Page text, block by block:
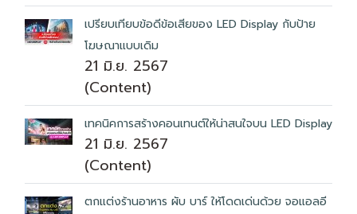
เปรียบเทียบข้อดีข้อเสียของ LED Display กับป้าย
โฆษณาแบบเดิม
21 มิ.ย. 2567
(Content)
เทคนิคการสร้างคอนเทนต์ให้น่าสนใจบน LED Display
21 มิ.ย. 2567
(Content)
ตกแต่งร้านอาหาร ผับ บาร์ ให้โดดเด่นด้วย จอแอลอี